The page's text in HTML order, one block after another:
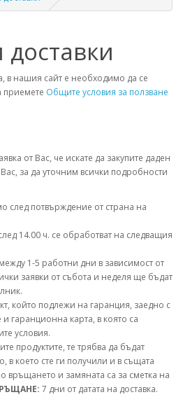
в нашия сайт е необходимо да се
приемете Общите условия за ползване
от Вас, че искате да закупите даден
за да уточним всички подробности
след потвърждение от страна на
14.00 ч. се обработват на следващия
1-5 работни дни в зависимост от
заявки от събота и неделя ще бъдат
който подлежи на гаранция, заедно с
гаранционна карта, в която са
условия.
продуктите, те трябва да бъдат
в което сте ги получили и в същата
връщането и замяната са за сметка на
7 дни от датата на доставка.